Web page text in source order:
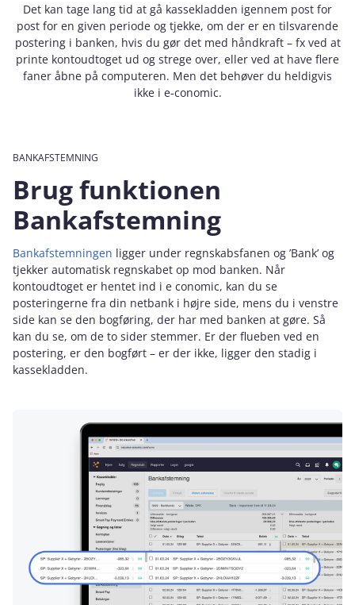
Det kan tage lang tid at gå kassekladden igennem post for
post for en given periode og tjekke, om der er en tilsvarende
postering i banken, hvis du gør det med håndkraft – fx ved at
printe kontoudtoget ud og strege over, eller ved at have flere
faner åbne på computeren. Men det behøver du heldigvis
ikke i e‑conomic.
BANKAFSTEMNING
Brug funktionen
Bankafstemning
Bankafstemningen ligger under regnskabsfanen og ’Bank’ og
tjekker automatisk regnskabet op mod banken. Når
kontoudtoget er hentet ind i e conomic, kan du se
posteringerne fra din netbank i højre side, mens du i venstre
side kan se den bogføring, der har med banken at gøre. Så
kan du se, om de to sider stemmer. Er der flueben ved en
postering, er den bogført – er der ikke, ligger den stadig i
kassekladden.